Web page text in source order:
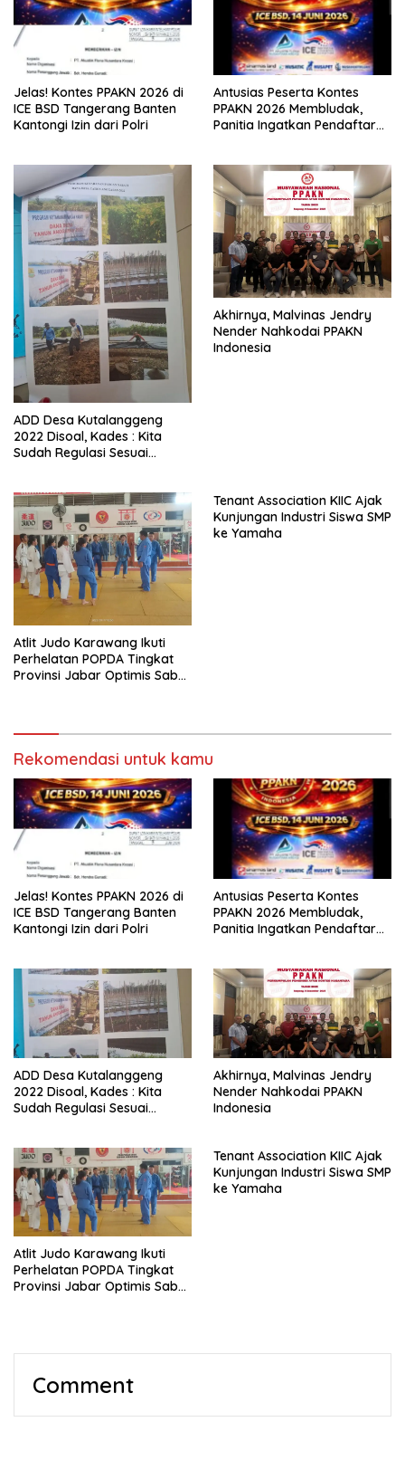
Jelas! Kontes PPAKN 2026 di
ICE BSD Tangerang Banten
Kantongi Izin dari Polri
Antusias Peserta Kontes
PPAKN 2026 Membludak,
Panitia Ingatkan Pendaftaran
ADD Desa Kutalanggeng
2022 Disoal, Kades : Kita
Sudah Regulasi Sesuai
Akhirnya, Malvinas Jendry
Nender Nahkodai PPAKN
Indonesia
Atlit Judo Karawang Ikuti
Perhelatan POPDA Tingkat
Provinsi Jabar Optimis Sabet
Tenant Association KIIC Ajak
Kunjungan Industri Siswa SMP
ke Yamaha
Rekomendasi untuk kamu
Jelas! Kontes PPAKN 2026 di
ICE BSD Tangerang Banten
Kantongi Izin dari Polri
Antusias Peserta Kontes
PPAKN 2026 Membludak,
Panitia Ingatkan Pendaftaran
ADD Desa Kutalanggeng
2022 Disoal, Kades : Kita
Sudah Regulasi Sesuai
Akhirnya, Malvinas Jendry
Nender Nahkodai PPAKN
Indonesia
Atlit Judo Karawang Ikuti
Perhelatan POPDA Tingkat
Provinsi Jabar Optimis Sabet
Tenant Association KIIC Ajak
Kunjungan Industri Siswa SMP
ke Yamaha
Comment